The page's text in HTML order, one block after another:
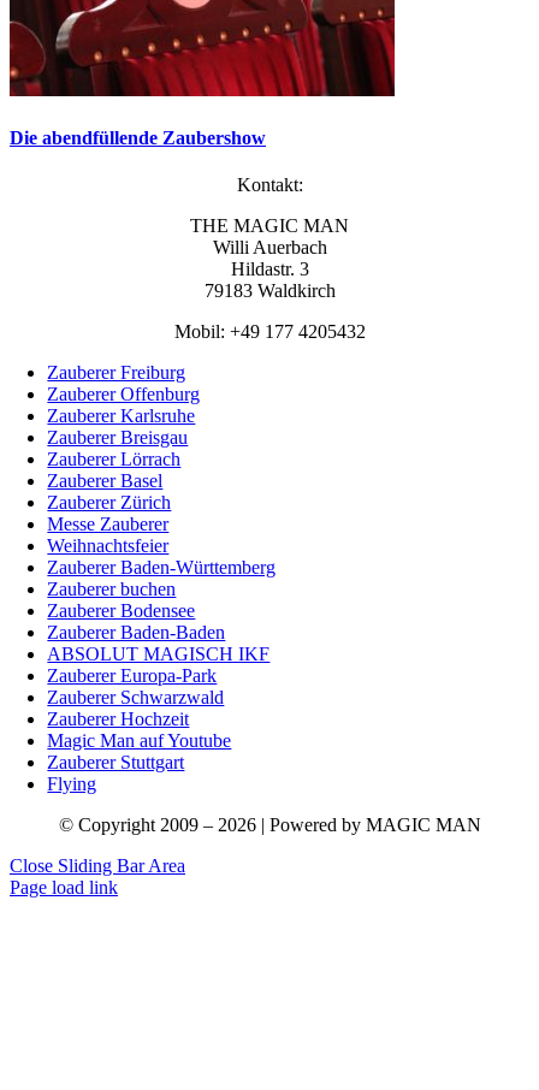
Die abendfüllende Zaubershow
Kontakt:
THE MAGIC MAN
Willi Auerbach
Hildastr. 3
79183 Waldkirch
Mobil: +49 177 4205432
Zauberer Freiburg
Zauberer Offenburg
Zauberer Karlsruhe
Zauberer Breisgau
Zauberer Lörrach
Zauberer Basel
Zauberer Zürich
Messe Zauberer
Weihnachtsfeier
Zauberer Baden-Württemberg
Zauberer buchen
Zauberer Bodensee
Zauberer Baden-Baden
ABSOLUT MAGISCH IKF
Zauberer Europa-Park
Zauberer Schwarzwald
Zauberer Hochzeit
Magic Man auf Youtube
Zauberer Stuttgart
Flying
© Copyright 2009 – 2026 | Powered by MAGIC MAN
Close Sliding Bar Area
Page load link